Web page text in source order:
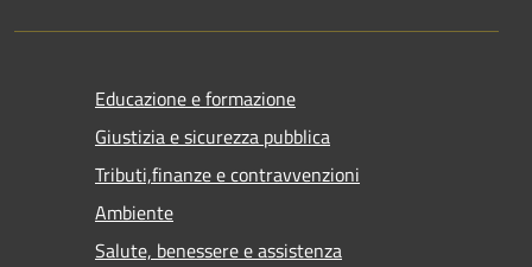
Educazione e formazione
Giustizia e sicurezza pubblica
Tributi,finanze e contravvenzioni
Ambiente
Salute, benessere e assistenza